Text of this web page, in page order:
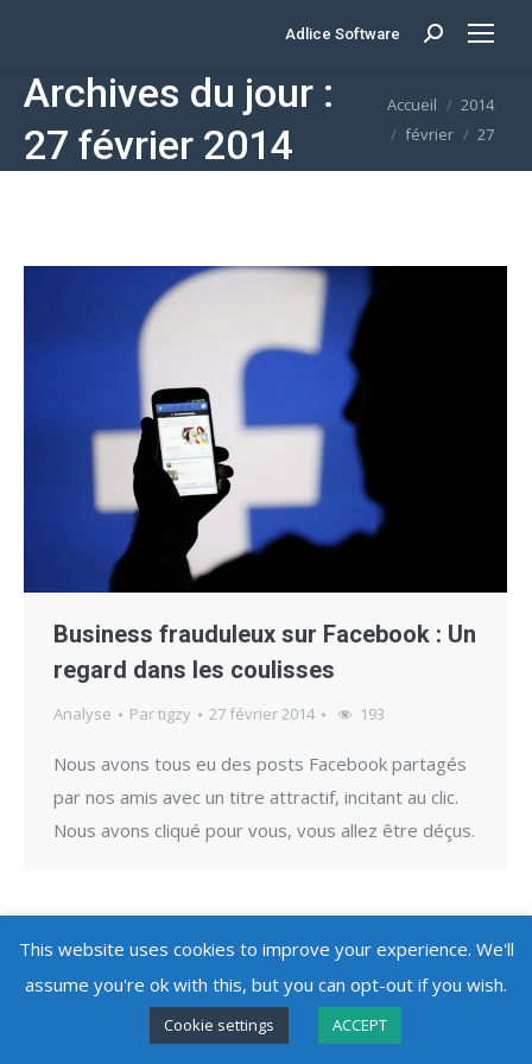
Adlice Software Search:
Archives du jour :
27 février 2014
Vous êtes ici :
Accueil
2014
février
27
Business frauduleux sur Facebook : Un
regard dans les coulisses
Analyse Partigzy 27 février 2014 193
Nous avons tous eu des posts Facebook partagés
par nos amis avec un titre attractif, incitant au clic.
Nous avons cliqué pour vous, vous allez être déçus.
Copyright @ 2010 - 2026 Adlice Software- All Rights Reserved
This website uses cookies to improve your experience. We'll
assume you're ok with this, but you can opt-out if you wish.
Cookie settings ACCEPT